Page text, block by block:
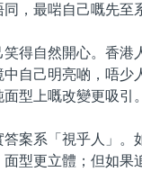
，最啱自己嘅先至
得自然開心。香港
自己明亮啲，唔少
型上嘅改變更吸引。
系「視乎人」。
型更立體；但如果